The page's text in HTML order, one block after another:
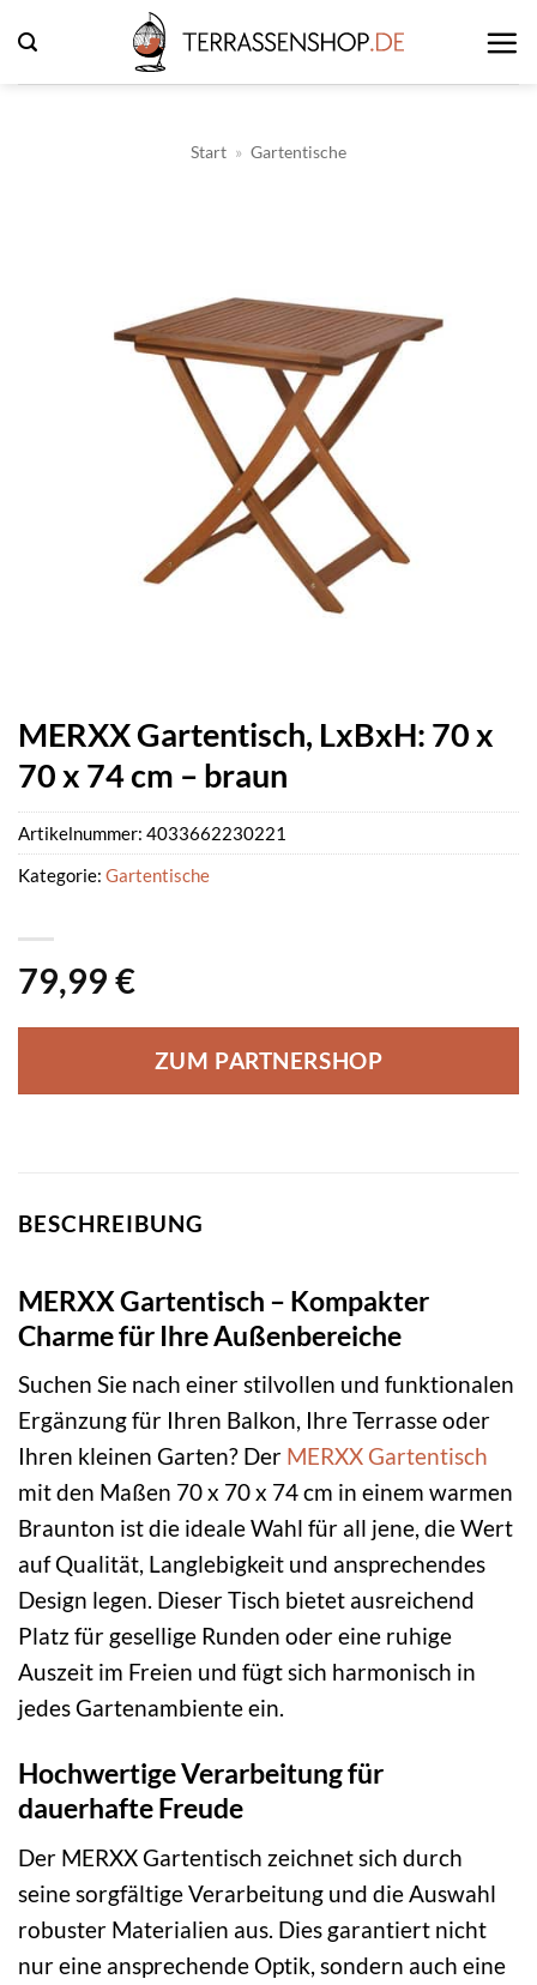
Inhalt
springen
Start » Gartentische
MERXX Gartentisch, LxBxH: 70 x
70 x 74 cm – braun
79,99 €
ZUM PARTNERSHOP
Artikelnummer: 4033662230221
Kategorie: Gartentische
BESCHREIBUNG
MERXX Gartentisch – Kompakter
Charme für Ihre Außenbereiche
Suchen Sie nach einer stilvollen und funktionalen
Ergänzung für Ihren Balkon, Ihre Terrasse oder
Ihren kleinen Garten? Der MERXX Gartentisch
mit den Maßen 70 x 70 x 74 cm in einem warmen
Braunton ist die ideale Wahl für all jene, die Wert
auf Qualität, Langlebigkeit und ansprechendes
Design legen. Dieser Tisch bietet ausreichend
Platz für gesellige Runden oder eine ruhige
Auszeit im Freien und fügt sich harmonisch in
jedes Gartenambiente ein.
Hochwertige Verarbeitung für
dauerhafte Freude
Der MERXX Gartentisch zeichnet sich durch
seine sorgfältige Verarbeitung und die Auswahl
robuster Materialien aus. Dies garantiert nicht
nur eine ansprechende Optik, sondern auch eine